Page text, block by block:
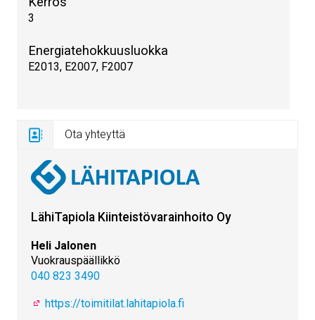
3
Energiatehokkuusluokka
E2013, E2007, F2007
Ota yhteyttä
LähiTapiola Kiinteistövarainhoito Oy
Heli Jalonen
Vuokrauspäällikkö
040 823 3490
https://toimitilat.lahitapiola.fi